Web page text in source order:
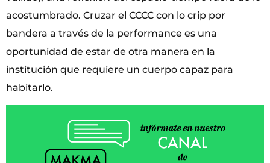
acostumbrado. Cruzar el CCCC con lo crip por
bandera a través de la performance es una
oportunidad de estar de otra manera en la
institución que requiere un cuerpo capaz para
habitarlo.